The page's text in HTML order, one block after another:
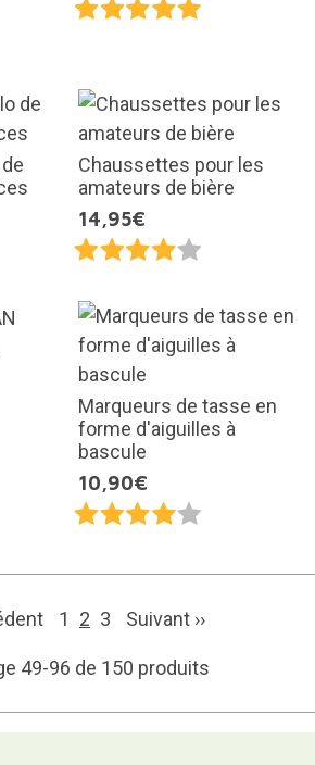
Chaussettes pour les
amateurs de bière
14,95€
Marqueurs de tasse en
forme d'aiguilles à
bascule
10,90€
1 2 3 Suivant ››
49-96 de 150 produits